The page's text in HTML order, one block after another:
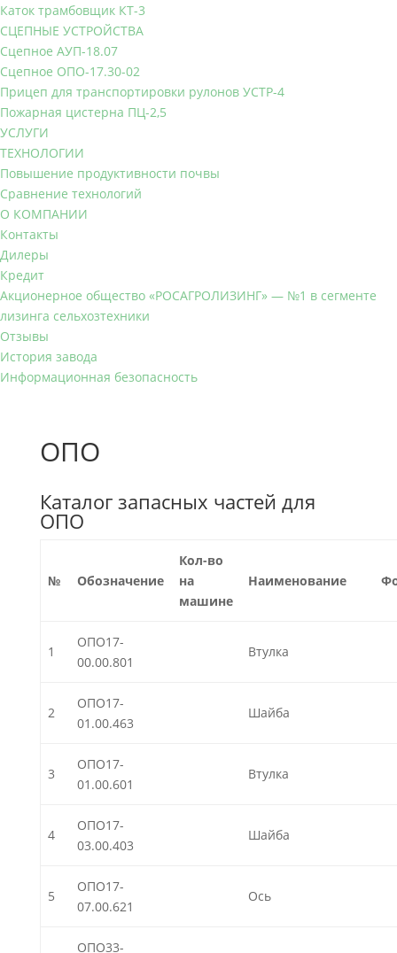
Каток трамбовщик КТ-3
СЦЕПНЫЕ УСТРОЙСТВА
Сцепное АУП-18.07
Сцепное ОПО-17.30-02
Прицеп для транспортировки рулонов УСТР-4
Пожарная цистерна ПЦ-2,5
УСЛУГИ
ТЕХНОЛОГИИ
Повышение продуктивности почвы
Сравнение технологий
О КОМПАНИИ
Контакты
Дилеры
Кредит
Акционерное общество «РОСАГРОЛИЗИНГ» — №1 в сегменте
лизинга сельхозтехники
Отзывы
История завода
Информационная безопасность
ОПО
Каталог запасных частей для
ОПО
№ Обозначение
Кол-во
на
машине
Наименование
1
ОПО17-
00.00.801
Втулка
2
ОПО17-
01.00.463
Шайба
3
ОПО17-
01.00.601
Втулка
4
ОПО17-
03.00.403
Шайба
5
ОПО17-
07.00.621
Ось
ОПО33-